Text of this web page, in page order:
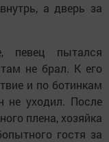
а дверь за
певец пытался
не брал. К его
и по ботинкам
не уходил. После
плена, хозяйка
гостя за